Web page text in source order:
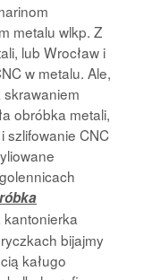
metalu wlkp. Z
lub Wrocław i
w metalu. Ale,
obróbka metali,
szlifowanie CNC
bijajmy
kaługo